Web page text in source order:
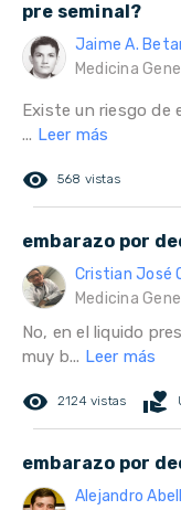
pre seminal?
Jaime A.
Medicina
Existe un riesgo de
... Leer más
remove_red_eye 568 vistas
embarazo por
Cristian José
Medicina
No, en el liquido
muy b... Leer más
remove_red_eye 2124 vistas volunteer_activism
embarazo por
Alejandro